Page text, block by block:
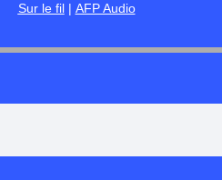
Sur le fil | AFP Audio